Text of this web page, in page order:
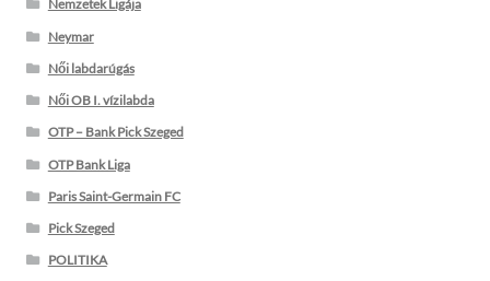
Nemzetek Ligája
Neymar
Női labdarúgás
Női OB I. vízilabda
OTP – Bank Pick Szeged
OTP Bank Liga
Paris Saint-Germain FC
Pick Szeged
POLITIKA